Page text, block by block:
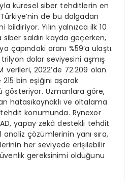
yla küresel siber tehditlerin en
ürkiye’nin de bu dalgadan
bildiriyor. Yılın yalnızca ilk 10
siber saldırı kayda geçerken,
çapındaki oranı %59’a ulaştı.
trilyon dolar seviyesini aşmış
verileri, 2022’de 72.209 olan
215 bin eşiğini aşarak
gösteriyor. Uzmanlara göre,
hatasıkaynaklı ve oltalama
konumunda. Rynexor
,yapay zekâdestekli tehdit
analiz çözümlerinin yanısıra,
her seviyede erişilebilir
üvenlik gereksinimi olduğunu